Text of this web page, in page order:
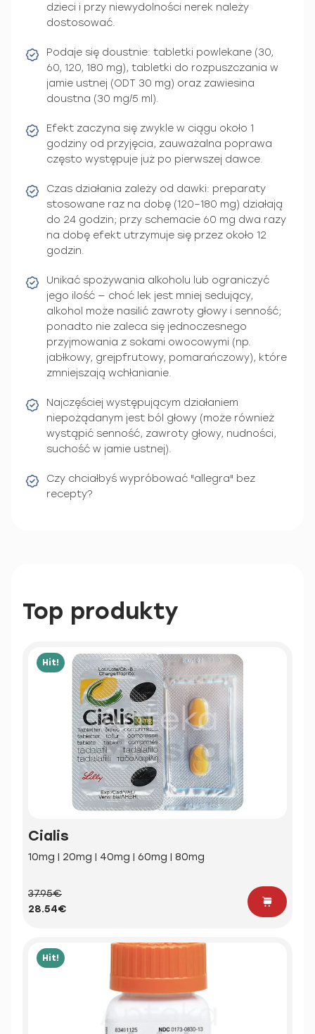
dzieci i przy niewydolności nerek należy
dostosować.
Podaje się doustnie: tabletki powlekane (30,
60, 120, 180 mg), tabletki do rozpuszczania w
jamie ustnej (ODT 30 mg) oraz zawiesina
doustna (30 mg/5 ml).
Efekt zaczyna się zwykle w ciągu około 1
godziny od przyjęcia, zauważalna poprawa
często występuje już po pierwszej dawce.
Czas działania zależy od dawki: preparaty
stosowane raz na dobę (120–180 mg) działają
do 24 godzin; przy schemacie 60 mg dwa razy
na dobę efekt utrzymuje się przez około 12
godzin.
Unikać spożywania alkoholu lub ograniczyć
jego ilość — choć lek jest mniej sedujący,
alkohol może nasilić zawroty głowy i senność;
ponadto nie zaleca się jednoczesnego
przyjmowania z sokami owocowymi (np.
jabłkowy, grejpfrutowy, pomarańczowy), które
zmniejszają wchłanianie.
Najczęściej występującym działaniem
niepożądanym jest ból głowy (może również
wystąpić senność, zawroty głowy, nudności,
suchość w jamie ustnej).
Czy chciałbyś wypróbować "allegra" bez
recepty?
Top produkty
Hit!
Cialis
10mg | 20mg | 40mg | 60mg | 80mg
37.95€
28.54€
Hit!